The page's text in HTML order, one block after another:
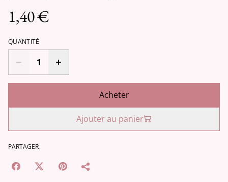
1,40 €
QUANTITÉ
Acheter
Ajouter au panier
PARTAGER